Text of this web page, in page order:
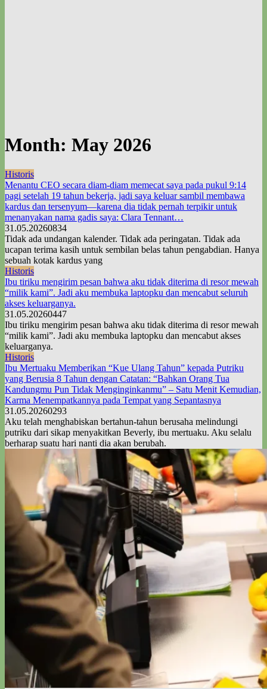
Month: May 2026
Historis
Menantu CEO secara diam-diam memecat saya pada pukul 9:14
pagi setelah 19 tahun bekerja, jadi saya keluar sambil membawa
kardus dan tersenyum—karena dia tidak pernah terpikir untuk
menanyakan nama gadis saya: Clara Tennant…
31.05.20260834
Tidak ada undangan kalender. Tidak ada peringatan. Tidak ada
ucapan terima kasih untuk sembilan belas tahun pengabdian. Hanya
sebuah kotak kardus yang
Historis
Ibu tiriku mengirim pesan bahwa aku tidak diterima di resor mewah
“milik kami”. Jadi aku membuka laptopku dan mencabut seluruh
akses keluarganya.
31.05.20260447
Ibu tiriku mengirim pesan bahwa aku tidak diterima di resor mewah
“milik kami”. Jadi aku membuka laptopku dan mencabut akses
keluarganya.
Historis
Ibu Mertuaku Memberikan “Kue Ulang Tahun” kepada Putriku
yang Berusia 8 Tahun dengan Catatan: “Bahkan Orang Tua
Kandungmu Pun Tidak Menginginkanmu” – Satu Menit Kemudian,
Karma Menempatkannya pada Tempat yang Sepantasnya
31.05.20260293
Aku telah menghabiskan bertahun-tahun berusaha melindungi
putriku dari sikap menyakitkan Beverly, ibu mertuaku. Aku selalu
berharap suatu hari nanti dia akan berubah.